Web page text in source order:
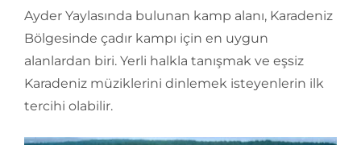
Ayder Yaylasında bulunan kamp alanı, Karadeniz
Bölgesinde çadır kampı için en uygun
alanlardan biri. Yerli halkla tanışmak ve eşsiz
Karadeniz müziklerini dinlemek isteyenlerin ilk
tercihi olabilir.